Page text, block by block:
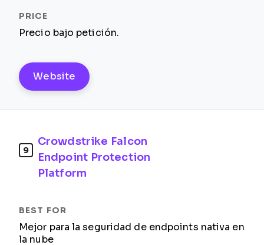
Precio bajo petición.
Website
9
Crowdstrike Falcon
Endpoint Protection
Platform
Mejor para la seguridad de endpoints nativa en
la nube